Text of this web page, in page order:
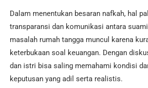
Dalam menentukan besaran nafkah, hal
transparansi dan komunikasi antara
masalah rumah tangga muncul karena
keterbukaan soal keuangan. Dengan
dan istri bisa saling memahami kondisi
keputusan yang adil serta realistis.